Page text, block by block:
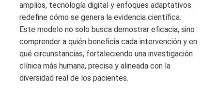
amplios, tecnología digital y enfoques adaptativos
redefine cómo se genera la evidencia científica.
Este modelo no solo busca demostrar eficacia, sino
comprender a quién beneficia cada intervención y en
qué circunstancias, fortaleciendo una investigación
clínica más humana, precisa y alineada con la
diversidad real de los pacientes.